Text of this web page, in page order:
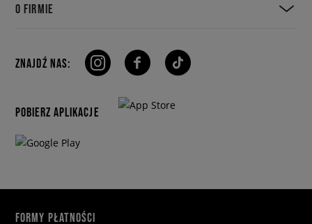
O FIRMIE
ZNAJDŹ NAS:
POBIERZ APLIKACJE
FORMY PŁATNOŚCI